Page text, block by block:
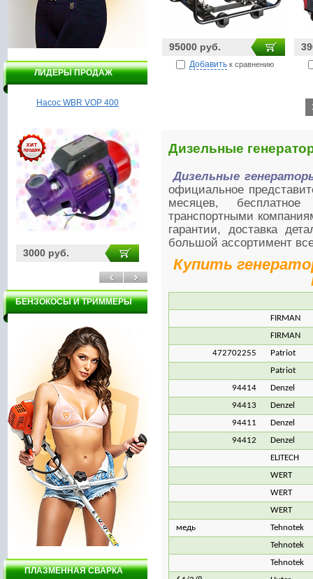
95000 руб.
Добавить к сравнению
Дизельные
Дизельные
официальное
месяцев, бесплатное
транспортными
гарантии, доставка
большой ассортимент
Купить
FIRMAN
FIRMAN
472702255
Patriot
Patriot
94414
Denzel
94413
Denzel
94411
Denzel
94412
Denzel
ELITECH
WERT
WERT
WERT
медь
Tehnotek
Tehnotek
Tehnotek
ЛИДЕРЫ ПРОДАЖ
Насос WBR VOP 400
3000 руб.
БЕНЗОКОСЫ И ТРИММЕРЫ
ПЛАЗМЕННАЯ СВАРКА